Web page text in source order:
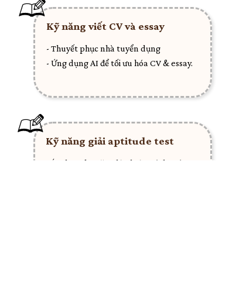
- Thuyết phục nhà tuyển dụng
- Ứng dụng AI để tối ưu hóa CV & essay.
Kỹ năng viết CV và essay
- Áp dụng kỹ năng lập luận, tính toán, tư
Kỹ năng giải aptitude test